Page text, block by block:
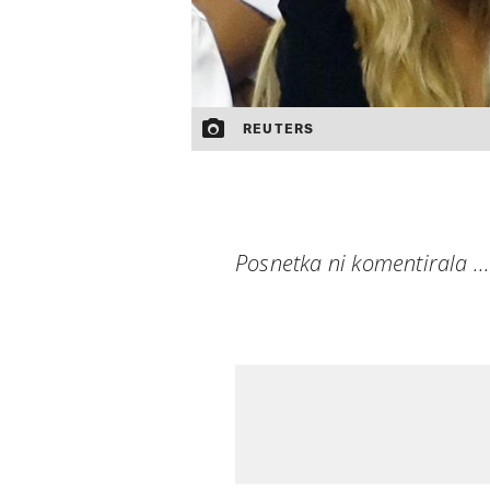
REUTERS
Posnetka ni komentirala ...